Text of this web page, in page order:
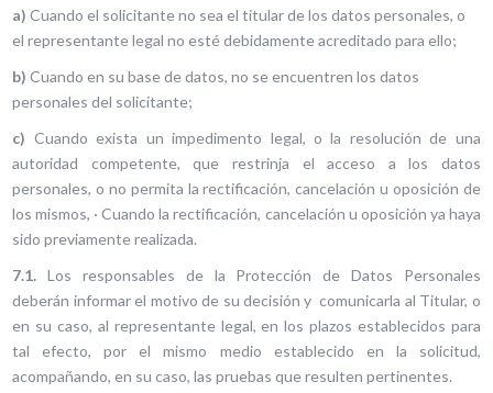
a) Cuando el solicitante no sea el titular de los datos personales, o
el representante legal no esté debidamente acreditado para ello;
b) Cuando en su base de datos, no se encuentren los datos
personales del solicitante;
c) Cuando exista un impedimento legal, o la resolución de una
autoridad competente, que restrinja el acceso a los datos
personales, o no permita la rectificación, cancelación u oposición de
los mismos, · Cuando la rectificación, cancelación u oposición ya haya
sido previamente realizada.
7.1. Los responsables de la Protección de Datos Personales
deberán informar el motivo de su decisión y comunicarla al Titular, o
en su caso, al representante legal, en los plazos establecidos para
tal efecto, por el mismo medio establecido en la solicitud,
acompañando, en su caso, las pruebas que resulten pertinentes.